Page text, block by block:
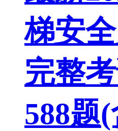
梯安
完整
588题